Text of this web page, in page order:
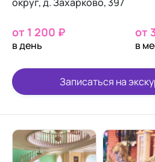
от 1 200 ₽
в день
от
в
Записаться на